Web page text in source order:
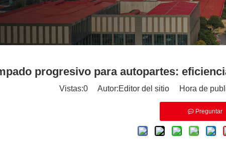
progresivo para autopartes:
Vistas:0 Autor:Editor del sitio Hora de
Preguntar